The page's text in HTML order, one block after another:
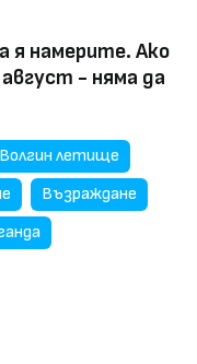
я намерите. Ако
- няма да
летище
Възраждане